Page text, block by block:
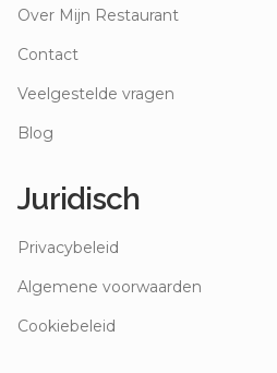
Over Mijn Restaurant
Contact
Veelgestelde vragen
Blog
Juridisch
Privacybeleid
Algemene voorwaarden
Cookiebeleid